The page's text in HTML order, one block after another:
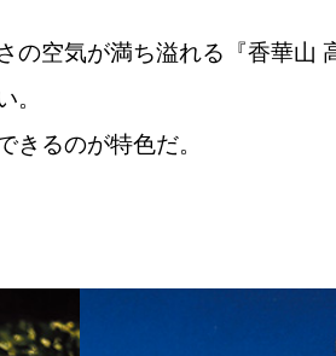
空気が満ち溢れる『香華山
。
るのが特色だ。